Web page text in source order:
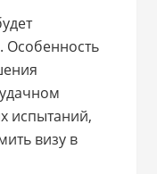
Особенность
испытаний,
визу в